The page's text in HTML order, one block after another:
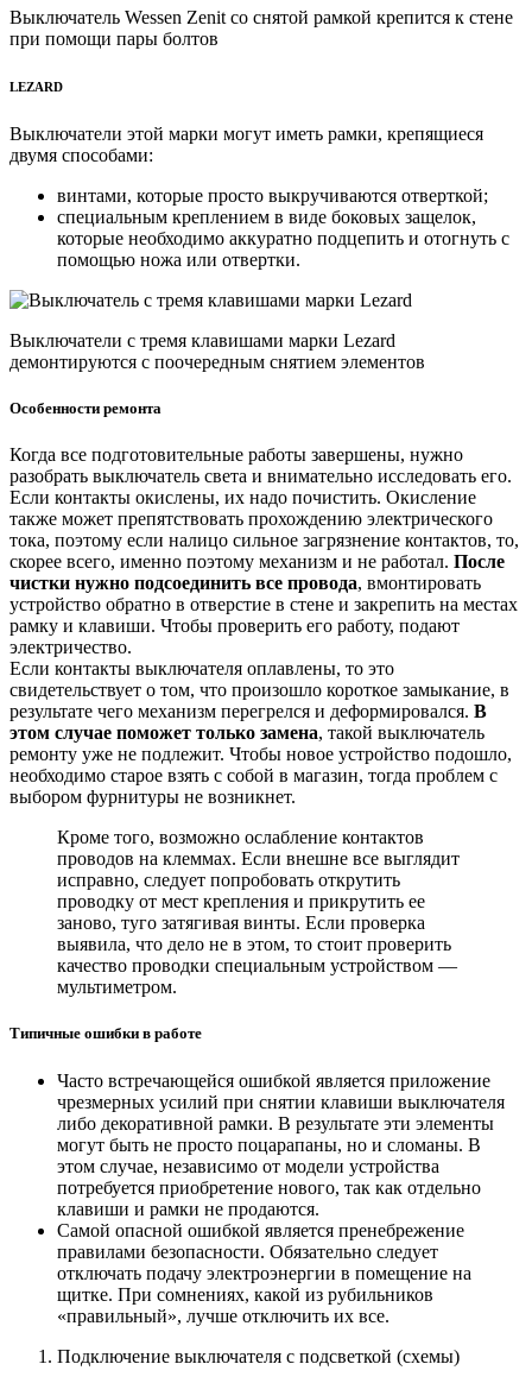
Выключатель Wessen Zenit со снятой рамкой крепится к стене
при помощи пары болтов
LEZARD
Выключатели этой марки могут иметь рамки, крепящиеся
двумя способами:
винтами, которые просто выкручиваются отверткой;
специальным креплением в виде боковых защелок,
которые необходимо аккуратно подцепить и отогнуть с
помощью ножа или отвертки.
Выключатели с тремя клавишами марки Lezard
демонтируются с поочередным снятием элементов
Особенности ремонта
Когда все подготовительные работы завершены, нужно
разобрать выключатель света и внимательно исследовать его.
Если контакты окислены, их надо почистить. Окисление
также может препятствовать прохождению электрического
тока, поэтому если налицо сильное загрязнение контактов, то,
скорее всего, именно поэтому механизм и не работал. После
чистки нужно подсоединить все провода, вмонтировать
устройство обратно в отверстие в стене и закрепить на местах
рамку и клавиши. Чтобы проверить его работу, подают
электричество.
Если контакты выключателя оплавлены, то это
свидетельствует о том, что произошло короткое замыкание, в
результате чего механизм перегрелся и деформировался. В
этом случае поможет только замена, такой выключатель
ремонту уже не подлежит. Чтобы новое устройство подошло,
необходимо старое взять с собой в магазин, тогда проблем с
выбором фурнитуры не возникнет.
Кроме того, возможно ослабление контактов
проводов на клеммах. Если внешне все выглядит
исправно, следует попробовать открутить
проводку от мест крепления и прикрутить ее
заново, туго затягивая винты. Если проверка
выявила, что дело не в этом, то стоит проверить
качество проводки специальным устройством —
мультиметром.
Типичные ошибки в работе
Часто встречающейся ошибкой является приложение
чрезмерных усилий при снятии клавиши выключателя
либо декоративной рамки. В результате эти элементы
могут быть не просто поцарапаны, но и сломаны. В
этом случае, независимо от модели устройства
потребуется приобретение нового, так как отдельно
клавиши и рамки не продаются.
Самой опасной ошибкой является пренебрежение
правилами безопасности. Обязательно следует
отключать подачу электроэнергии в помещение на
щитке. При сомнениях, какой из рубильников
«правильный», лучше отключить их все.
Подключение выключателя с подсветкой (схемы)